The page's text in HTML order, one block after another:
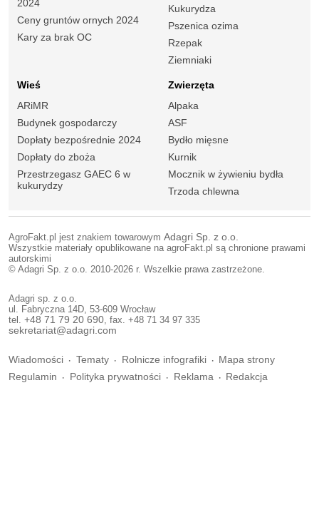
2024
Ceny gruntów ornych 2024
Kary za brak OC
Kukurydza
Pszenica ozima
Rzepak
Ziemniaki
Wieś
ARiMR
Budynek gospodarczy
Dopłaty bezpośrednie 2024
Dopłaty do zboża
Przestrzegasz GAEC 6 w
kukurydzy
Zwierzęta
Alpaka
ASF
Bydło mięsne
Kurnik
Mocznik w żywieniu bydła
Trzoda chlewna
AgroFakt.pl jest znakiem towarowym Adagri Sp. z o.o.
Wszystkie materiały opublikowane na agroFakt.pl są chronione prawami
autorskimi
© Adagri Sp. z o.o. 2010-2026 r. Wszelkie prawa zastrzeżone.
Adagri sp. z o.o.
ul. Fabryczna 14D, 53-609 Wrocław
tel. +48 71 79 20 690 , fax. +48 71 34 97 335
sekretariat@adagri.com
Wiadomości Tematy Rolnicze infografiki
Mapa strony
Regulamin
Polityka prywatności Reklama Redakcja